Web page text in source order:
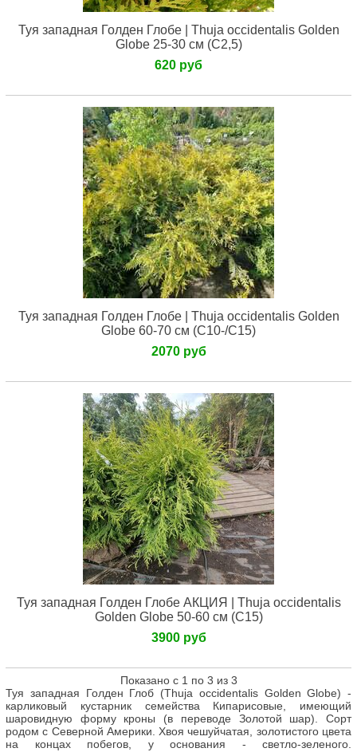
Туя западная Голден Глобе | Thuja occidentalis Golden
Globe 25-30 см (С2,5)
620 руб
Туя западная Голден Глобе | Thuja occidentalis Golden
Globe 60-70 см (С10-/С15)
2070 руб
Туя западная Голден Глобе АКЦИЯ | Thuja occidentalis
Golden Globe 50-60 см (С15)
3900 руб
Показано с 1 по 3 из 3
Туя западная Голден Глоб (Thuja occidentalis Golden Globe) -
карликовый кустарник семейства Кипарисовые, имеющий
шаровидную форму кроны (в переводе Золотой шар). Сорт
родом с Северной Америки. Хвоя чешуйчатая, золотистого цвета
на концах побегов, у основания - светло-зеленого.